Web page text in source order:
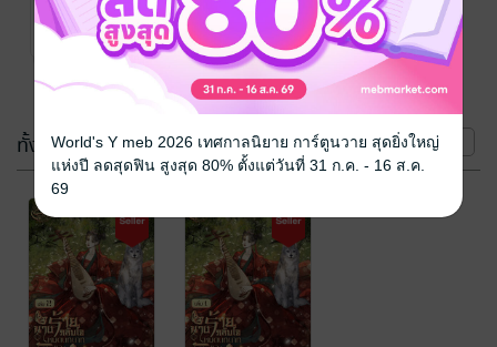
บทบาทขอพัก
ผ่อน
suniki / suniki
นิยายรักจีนโบราณ
5 Rating
ทั้งหมด(2 เล่ม) หน้าที่ 1
World's Y meb 2026 เทศกาลนิยาย การ์ตูนวาย สุดยิ่งใหญ่
แห่งปี ลดสุดฟิน สูงสุด 80% ตั้งแต่วันที่ 31 ก.ค. - 16 ส.ค.
69